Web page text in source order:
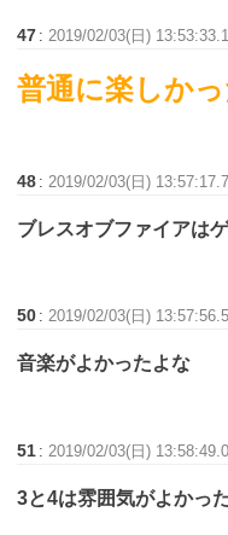
47 :2019/02/03(日)
普通に楽しか
48 :2019/02/03(日)
ブレスオブファイアは
50 :2019/02/03(日)
音楽がよかったよな
51 : 2019/02/03(日)
3と4は雰囲気がよかっ